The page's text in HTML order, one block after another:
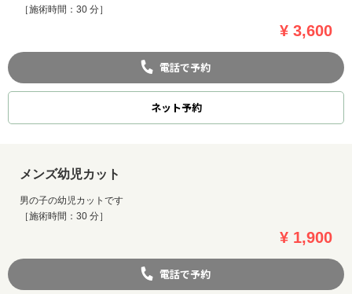
［施術時間：30 分］
¥ 3,600
電話で予約
ネット予約
メンズ幼児カット
男の子の幼児カットです
［施術時間：30 分］
¥ 1,900
電話で予約